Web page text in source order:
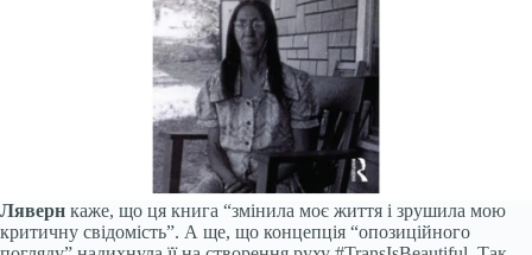
Ляверн каже, що ця книга “змінила моє життя і зрушила мою
критичну свідомість”. А ще, що концепція “опозиційного